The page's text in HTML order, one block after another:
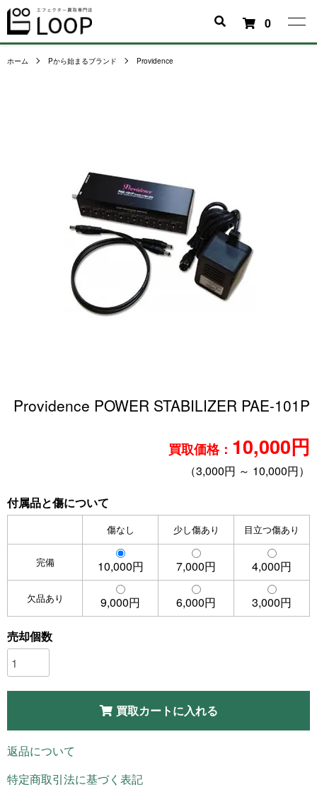
0
ホーム Pから始まるブランド Providence
Providence POWER STABILIZER PAE-101P
買取価格： 10,000円
（3,000円 ～ 10,000円）
付属品と傷について
傷なし 少し傷あり 目立つ傷あり
完備 10,000円 7,000円 4,000円
欠品あり 9,000円 6,000円 3,000円
売却個数
買取カートに入れる
返品について
特定商取引法に基づく表記